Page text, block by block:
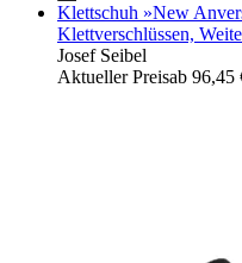
Klettschuh »New
Klettverschlüssen,
Josef Seibel
Aktueller Preisab 96,45